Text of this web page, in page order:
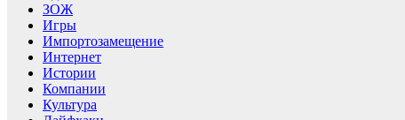
ЗОЖ
Игры
Импортозамещение
Интернет
Истории
Компании
Культура